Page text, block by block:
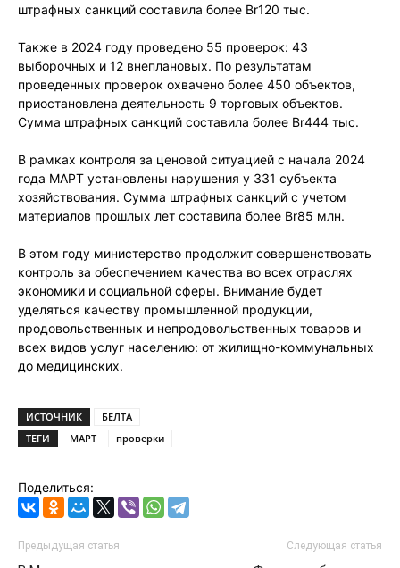
штрафных санкций составила более Br120 тыс.
Также в 2024 году проведено 55 проверок: 43
выборочных и 12 внеплановых. По результатам
проведенных проверок охвачено более 450 объектов,
приостановлена деятельность 9 торговых объектов.
Сумма штрафных санкций составила более Br444 тыс.
В рамках контроля за ценовой ситуацией с начала 2024
года МАРТ установлены нарушения у 331 субъекта
хозяйствования. Сумма штрафных санкций с учетом
материалов прошлых лет составила более Br85 млн.
В этом году министерство продолжит совершенствовать
контроль за обеспечением качества во всех отраслях
экономики и социальной сферы. Внимание будет
уделяться качеству промышленной продукции,
продовольственных и непродовольственных товаров и
всех видов услуг населению: от жилищно-коммунальных
до медицинских.
ИСТОЧНИК
БЕЛТА
ТЕГИ
МАРТ проверки
Поделиться:
Предыдущая статья Следующая статья